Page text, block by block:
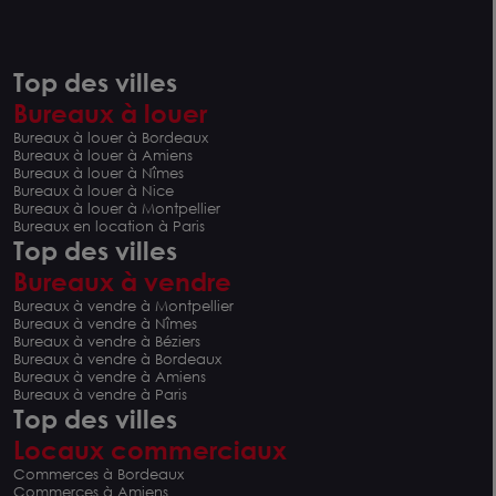
Top des villes
Bureaux à louer
Bureaux à louer à Bordeaux
Bureaux à louer à Amiens
Bureaux à louer à Nîmes
Bureaux à louer à Nice
Bureaux à louer à Montpellier
Bureaux en location à Paris
Top des villes
Bureaux à vendre
Bureaux à vendre à Montpellier
Bureaux à vendre à Nîmes
Bureaux à vendre à Béziers
Bureaux à vendre à Bordeaux
Bureaux à vendre à Amiens
Bureaux à vendre à Paris
Top des villes
Locaux commerciaux
Commerces à Bordeaux
Commerces à Amiens